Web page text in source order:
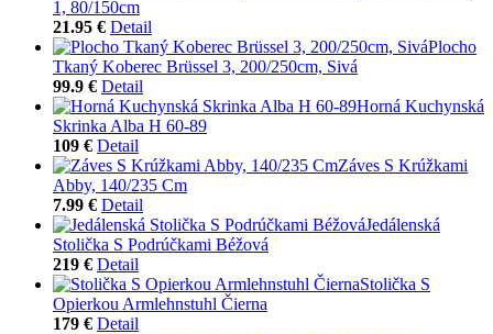
1, 80/150cm
21.95 € Detail
Plocho
Tkaný Koberec Brüssel 3, 200/250cm, Sivá
99.9 € Detail
Horná Kuchynská
Skrinka Alba H 60-89
109 € Detail
Záves S Krúžkami
Abby, 140/235 Cm
7.99 € Detail
Jedálenská
Stolička S Podrúčkami Béžová
219 € Detail
Stolička S
Opierkou Armlehnstuhl Čierna
179 € Detail